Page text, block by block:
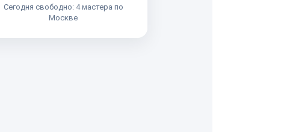
Сегодня свободно: 4 мастера по
Москве